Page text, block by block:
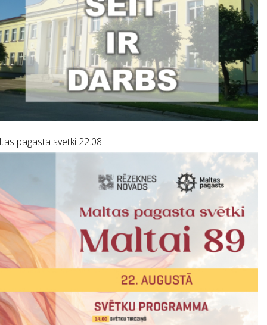
pagasta svētki 22.08.